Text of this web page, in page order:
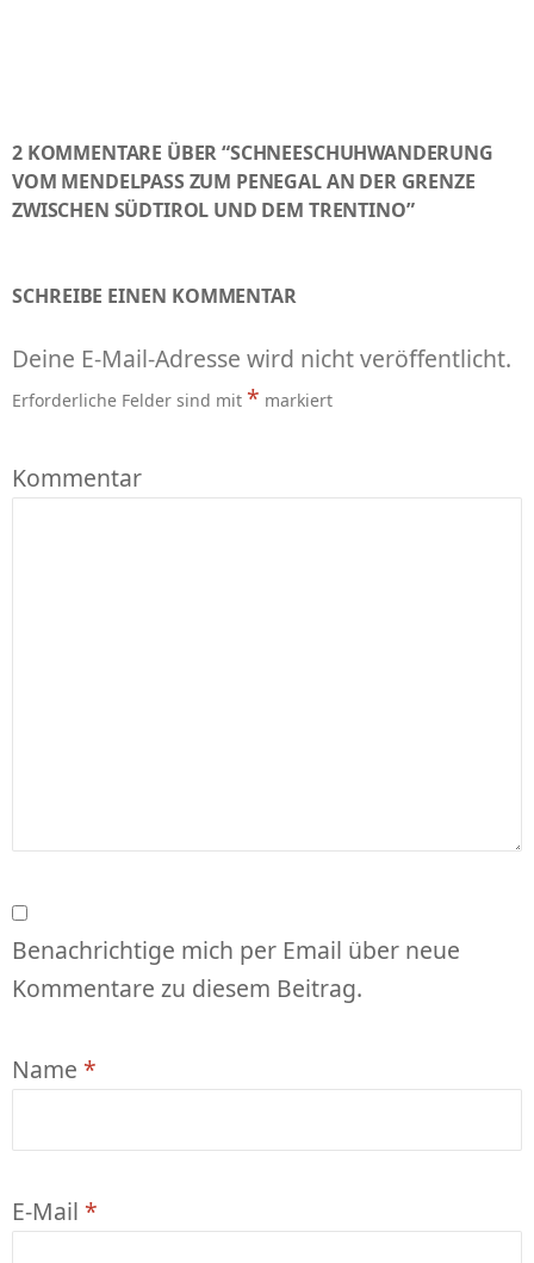
2 KOMMENTARE ÜBER “SCHNEESCHUHWANDERUNG
VOM MENDELPASS ZUM PENEGAL AN DER GRENZE
ZWISCHEN SÜDTIROL UND DEM TRENTINO”
SCHREIBE EINEN KOMMENTAR
Deine E-Mail-Adresse wird nicht veröffentlicht.
Erforderliche Felder sind mit * markiert
Kommentar
Benachrichtige mich per Email über neue
Kommentare zu diesem Beitrag.
Name *
E-Mail *